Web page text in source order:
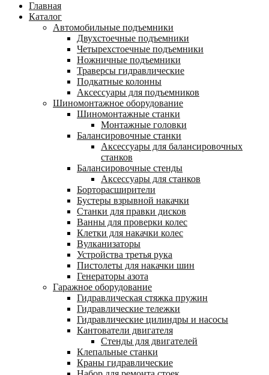
Главная
Каталог
Автомобильные подъемники
Двухстоечные подъемники
Четырехстоечные подъемники
Ножничные подъемники
Траверсы гидравлические
Подкатные колонны
Аксессуары для подъемников
Шиномонтажное оборудование
Шиномонтажные станки
Монтажные головки
Балансировочные станки
Аксессуары для балансировочных
станков
Балансировочные стенды
Аксессуары для станков
Борторасширители
Бустеры взрывной накачки
Станки для правки дисков
Ванны для проверки колес
Клетки для накачки колес
Вулканизаторы
Устройства третья рука
Пистолеты для накачки шин
Генераторы азота
Гаражное оборудование
Гидравлическая стяжка пружин
Гидравлические тележки
Гидравлические цилиндры и насосы
Кантователи двигателя
Стенды для двигателей
Клепальные станки
Краны гидравлические